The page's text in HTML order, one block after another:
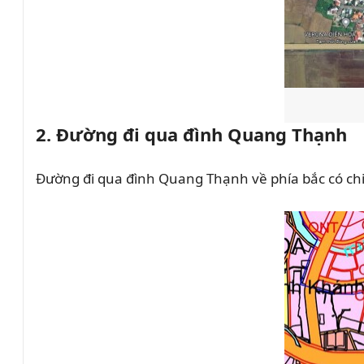
2. Đường đi qua đình Quang Thạnh
Đường đi qua đình Quang Thạnh về phía bắc có